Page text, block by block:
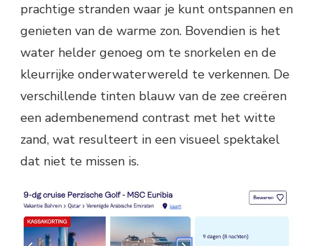
prachtige stranden waar je kunt ontspannen en
genieten van de warme zon. Bovendien is het
water helder genoeg om te snorkelen en de
kleurrijke onderwaterwereld te verkennen. De
verschillende tinten blauw van de zee creëren
een adembenemend contrast met het witte
zand, wat resulteert in een visueel spektakel
dat niet te missen is.